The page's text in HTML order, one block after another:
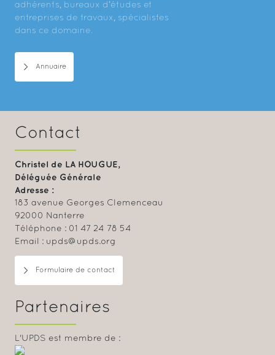
adhérents, bureaux d’études et
entreprises de travaux, spécialistes
dans ce domaine.
Annuaire
Contact
Christel de LA HOUGUE,
Déléguée Générale
Adresse :
183 avenue Georges Clemenceau
92000 Nanterre
Téléphone : 01 47 24 78 54
Email : upds@upds.org
Formulaire de contact
Partenaires
L'UPDS est membre de :